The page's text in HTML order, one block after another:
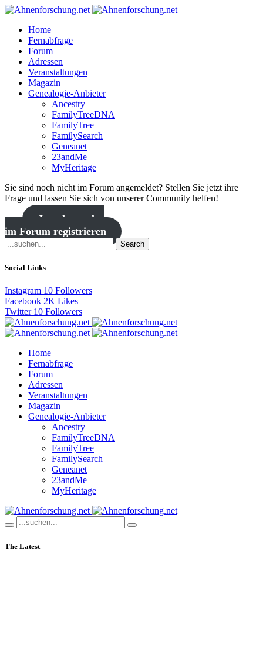
Home
Fernabfrage
Forum
Adressen
Veranstaltungen
Magazin
Genealogie-Anbieter
Ancestry
FamilyTreeDNA
FamilyTree
FamilySearch
Geneanet
23andMe
MyHeritage
Sie sind noch nicht im Forum angemeldet? Stellen Sie jetzt ihre
Frage und lassen Sie sich von unserer Community helfen!
Jetzt kostenlos
im Forum registrieren
Search
Social Links
Instagram 10 Followers
Facebook 2K Likes
Twitter 10 Followers
Home
Fernabfrage
Forum
Adressen
Veranstaltungen
Magazin
Genealogie-Anbieter
Ancestry
FamilyTreeDNA
FamilyTree
FamilySearch
Geneanet
23andMe
MyHeritage
The Latest